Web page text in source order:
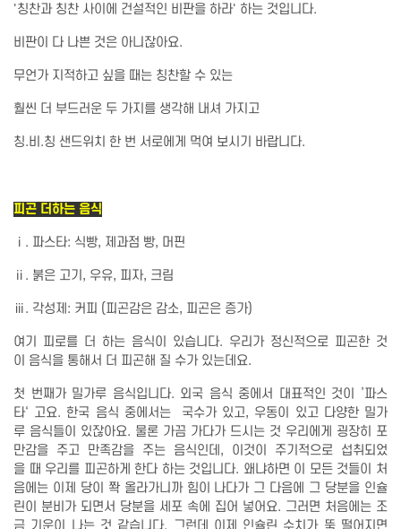
'칭찬과 칭찬 사이에 건설적인 비판을 하라' 하는 것입니다.
비판이 다 나쁜 것은 아니잖아요.
무언가 지적하고 싶을 때는 칭찬할 수 있는
훨씬 더 부드러운 두 가지를 생각해 내셔 가지고
칭.비.칭 샌드위치 한 번 서로에게 먹여 보시기 바랍니다.
피곤 더하는 음식
ⅰ. 파스타: 식빵, 제과점 빵, 머핀
ⅱ. 붉은 고기, 우유, 피자, 크림
ⅲ. 각성제: 커피 (피곤감은 감소, 피곤은 증가)
여기 피로를 더 하는 음식이 있습니다. 우리가 정신적으로 피곤한 것
이 음식을 통해서 더 피곤해 질 수가 있는데요.
첫 번째가 밀가루 음식입니다. 외국 음식 중에서 대표적인 것이 ’파스
타‘ 고요. 한국 음식 중에서는 국수가 있고, 우동이 있고 다양한 밀가
루 음식들이 있잖아요. 물론 가끔 가다가 드시는 것 우리에게 굉장히 포
만감을 주고 만족감을 주는 음식인데, 이것이 주기적으로 섭취되었
을 때 우리를 피곤하게 한다 하는 것입니다. 왜냐하면 이 모든 것들이 처
음에는 이제 당이 쫙 올라가니까 힘이 나다가 그 다음에 그 당분을 인슐
린이 분비가 되면서 당분을 세포 속에 집어 넣어요. 그러면 처음에는 조
금 기운이 나는 것 같습니다. 그런데 이제 인슐린 수치가 뚝 떨어지면